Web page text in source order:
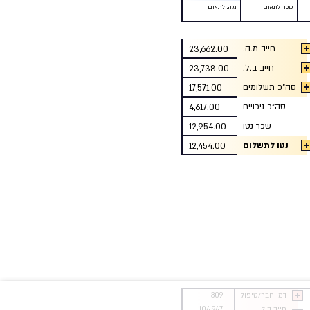
שכר לתאום מ.ה. לתאום
חייב מ.ה.
23,662.00
חייב ב.ל.
23,738.00
סה״כ תשלומים
17,571.00
סה״כ ניכויים
4,617.00
שכר נטו
12,954.00
נטו לתשלום
12,454.00
דמי חבר/טיפול
309